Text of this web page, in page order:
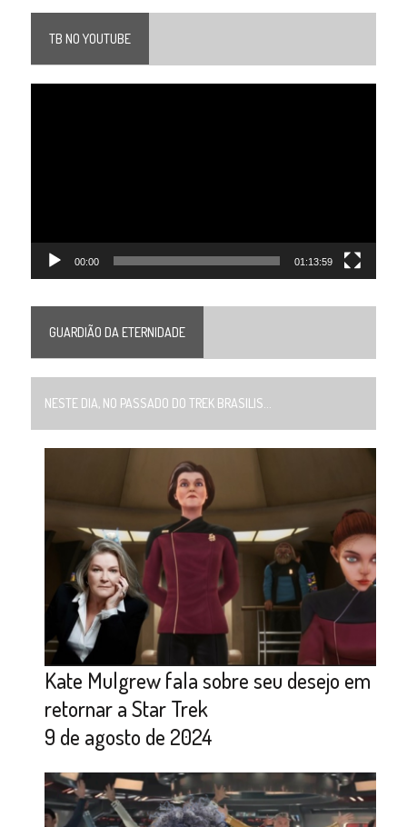
TB NO YOUTUBE
00:00 01:13:59
GUARDIÃO DA ETERNIDADE
NESTE DIA, NO PASSADO DO TREK BRASILIS...
Kate Mulgrew fala sobre seu desejo em
retornar a Star Trek
9 de agosto de 2024